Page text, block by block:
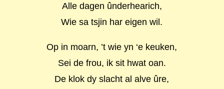
Alle dagen ûnderhearich,
Wie sa tsjin har eigen wil.
Op in moarn, ’t wie yn ‘e keuken,
Sei de frou, ik sit hwat oan.
De klok dy slacht al alve ûre,